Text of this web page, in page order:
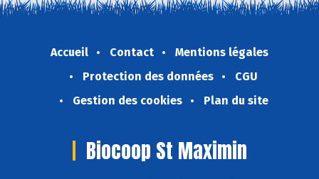
Accueil Contact
Mentions légales
Protection des données
CGU
Gestion des cookies
Plan du site
Biocoop St Maximin